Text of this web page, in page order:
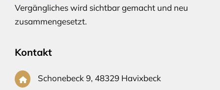
Vergängliches wird sichtbar gemacht und neu
zusammengesetzt.
Kontakt
Schonebeck 9, 48329 Havixbeck